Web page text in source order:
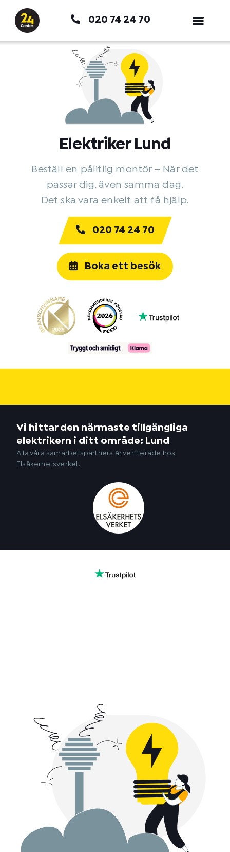
innehåll
020 74 24 70
Elektriker Lund
Beställ en pålitlig montör – När det
passar dig, även samma dag.
Det ska vara enkelt att få hjälp.
020 74 24 70
Boka ett besök
Vi hittar den närmaste tillgängliga
elektrikern i ditt område: Lund
Alla våra samarbetspartners är verifierade hos
Elsäkerhetsverket.